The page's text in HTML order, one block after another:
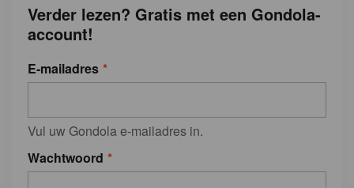
Verder lezen? Gratis met een Gondola-
account!
E-mailadres
Vul uw Gondola e-mailadres in.
Wachtwoord